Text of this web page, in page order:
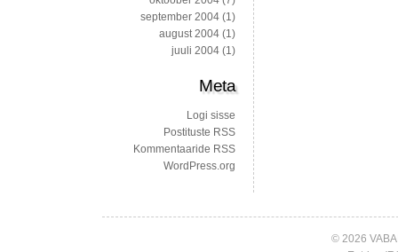
september 2004 (1)
august 2004 (1)
juuli 2004 (1)
Meta
Logi sisse
Postituste RSS
Kommentaaride RSS
WordPress.org
© 2026